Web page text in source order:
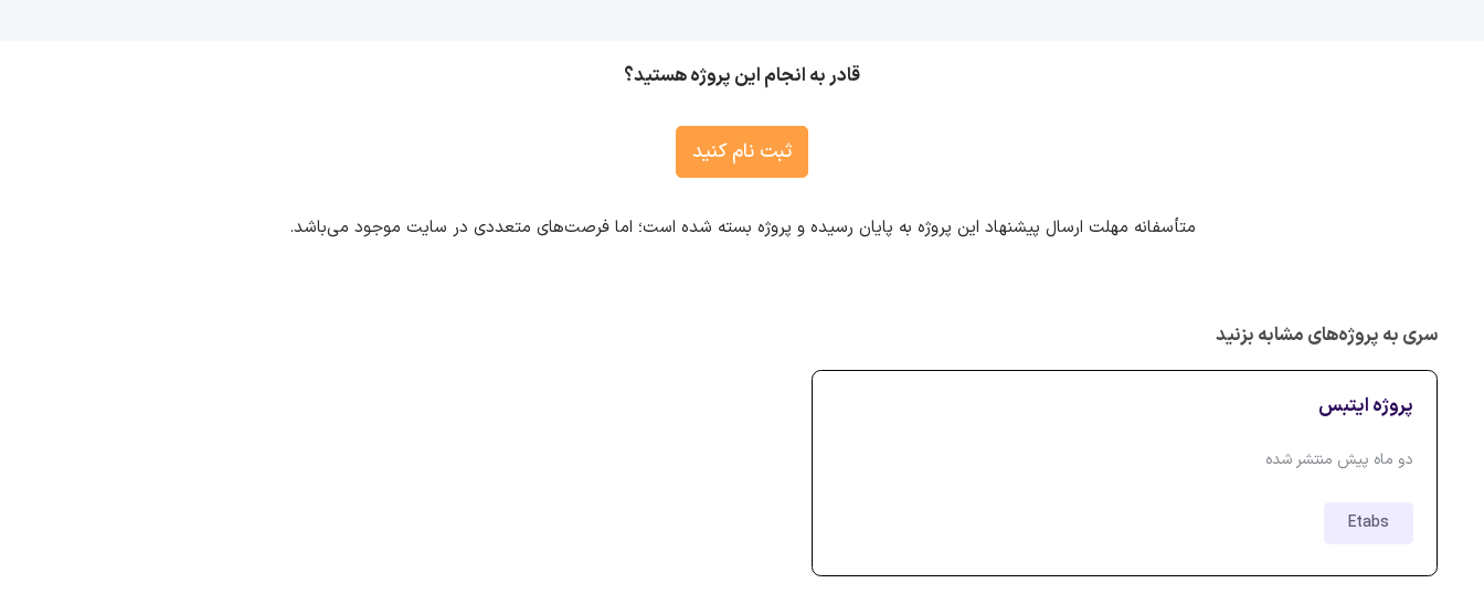
قادر به انجام این پروژه هستید؟
ثبت نام کنید
متأسفانه مهلت ارسال پیشنهاد این پروژه به پایان رسیده و پروژه بسته شده است؛ اما فرصت‌های متعددی در سایت موجود می‌باشد.
سری به پروژه‌های مشابه بزنید
پروژه ایتبس
دو ماه پیش منتشر شده
Etabs